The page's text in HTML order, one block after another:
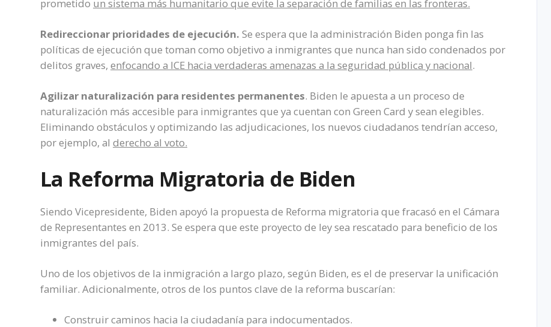
prometido un sistema más humanitario que evite la separación de familias en las fronteras.
Redireccionar prioridades de ejecución. Se espera que la administración Biden ponga fin las
políticas de ejecución que toman como objetivo a inmigrantes que nunca han sido condenados por
delitos graves, enfocando a ICE hacia verdaderas amenazas a la seguridad pública y nacional.
Agilizar naturalización para residentes permanentes. Biden le apuesta a un proceso de
naturalización más accesible para inmigrantes que ya cuentan con Green Card y sean elegibles.
Eliminando obstáculos y optimizando las adjudicaciones, los nuevos ciudadanos tendrían acceso,
por ejemplo, al derecho al voto.
La Reforma Migratoria de Biden
Siendo Vicepresidente, Biden apoyó la propuesta de Reforma migratoria que fracasó en el Cámara
de Representantes en 2013. Se espera que este proyecto de ley sea rescatado para beneficio de los
inmigrantes del país.
Uno de los objetivos de la inmigración a largo plazo, según Biden, es el de preservar la unificación
familiar. Adicionalmente, otros de los puntos clave de la reforma buscarían:
Construir caminos hacia la ciudadanía para indocumentados.